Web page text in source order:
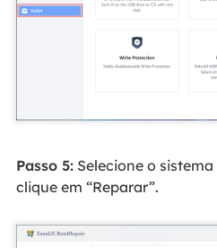
Passo 5:Selecione o
clique em “Reparar”.